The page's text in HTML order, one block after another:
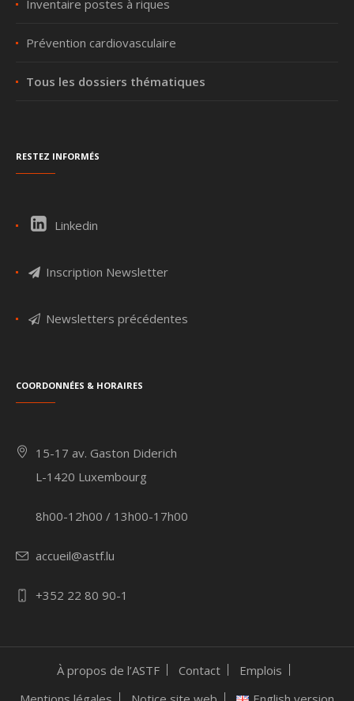
Inventaire postes à riques
Prévention cardiovasculaire
Tous les dossiers thématiques
Restez informés
Linkedin
Inscription Newsletter
Newsletters précédentes
Coordonnées & Horaires
15-17 av. Gaston Diderich
L-1420 Luxembourg
8h00-12h00 / 13h00-17h00
accueil@astf.lu
+352 22 80 90-1
À propos de l’ASTF Contact
Emplois